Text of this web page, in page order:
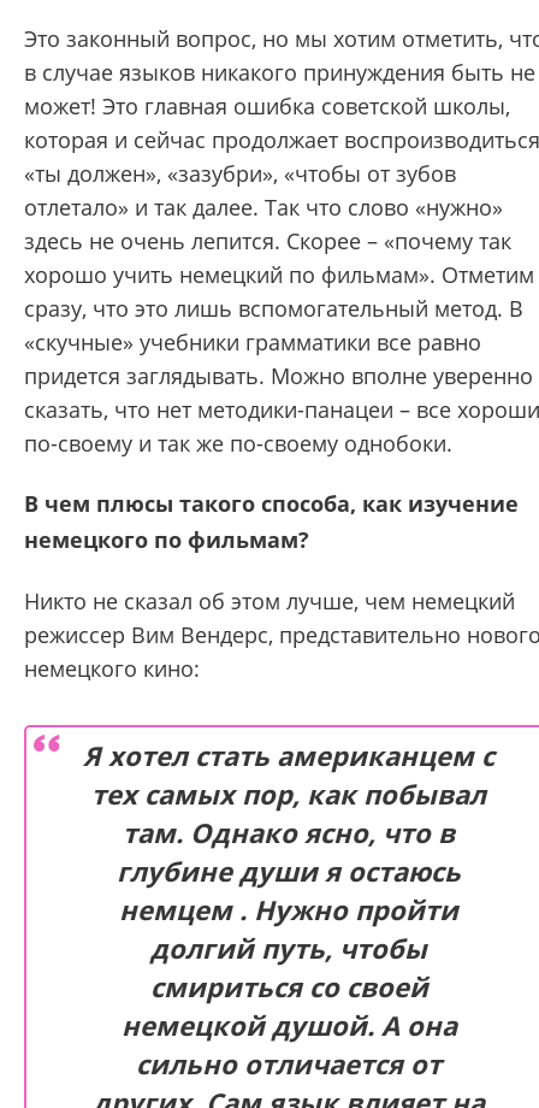
Это законный вопрос, но мы хотим отметить,
в случае языков никакого принуждения быть не
может! Это главная ошибка советской школы,
которая и сейчас продолжает
«ты должен», «зазубри», «чтобы от зубов
отлетало» и так далее. Так что слово «нужно»
здесь не очень лепится. Скорее – «почему так
хорошо учить немецкий по фильмам». Отметим
сразу, что это лишь вспомогательный метод. В
«скучные» учебники грамматики все равно
придется заглядывать. Можно вполне уверенно
сказать, что нет методики-панацеи – все хороши
по-своему и так же по-своему однобоки.
В чем плюсы такого способа, как изучение
немецкого по фильмам?
Никто не сказал об этом лучше, чем немецкий
режиссер Вим Вендерс, представительно
немецкого кино:
Я хотел стать американцем с
тех самых пор, как побывал
там. Однако ясно, что в
глубине души я остаюсь
немцем . Нужно пройти
долгий путь, чтобы
смириться со своей
немецкой душой. А она
сильно отличается от